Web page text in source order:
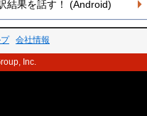
結果を話す！ (Android)
会社情報
Inc.